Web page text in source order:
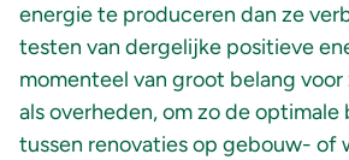
energie te produceren dan ze
testen van dergelijke positieve
momenteel van groot belang
als overheden, om zo de optimale
tussen renovaties op gebouw- of